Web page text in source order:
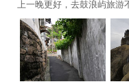
上一晚更好，去鼓浪屿旅游